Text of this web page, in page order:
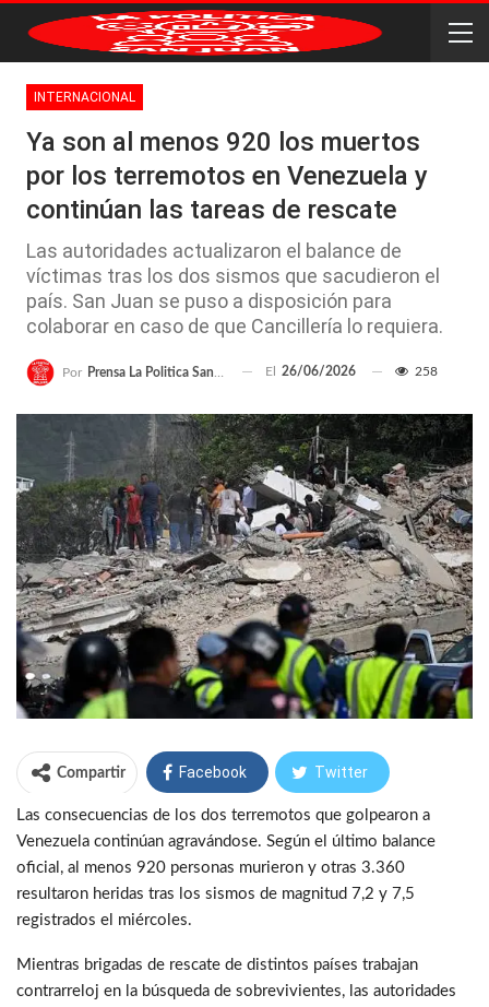
INTERNACIONAL
Ya son al menos 920 los muertos
por los terremotos en Venezuela y
continúan las tareas de rescate
Las autoridades actualizaron el balance de
víctimas tras los dos sismos que sacudieron el
país. San Juan se puso a disposición para
colaborar en caso de que Cancillería lo requiera.
Por Prensa La Politica San Juan El 26/06/2026 258
Compartir Facebook Twitter
WhatsApp Telegram
Las consecuencias de los dos terremotos que golpearon a
Venezuela continúan agravándose. Según el último balance
oficial, al menos 920 personas murieron y otras 3.360
resultaron heridas tras los sismos de magnitud 7,2 y 7,5
registrados el miércoles.
Mientras brigadas de rescate de distintos países trabajan
contrarreloj en la búsqueda de sobrevivientes, las autoridades